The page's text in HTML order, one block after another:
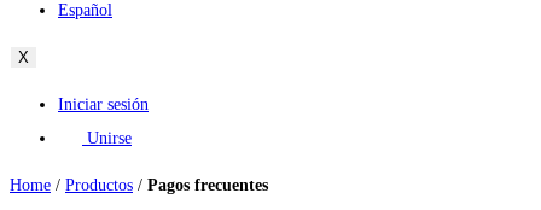
Español
X
Iniciar sesión
Unirse
Home / Productos / Pagos frecuentes